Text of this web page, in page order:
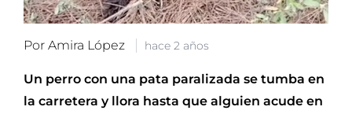
Por Amira López hace 2 años
Un perro con una pata paralizada se tumba en
la carretera y llora hasta que alguien acude en